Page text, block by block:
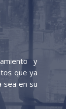
y
que ya
sea en su